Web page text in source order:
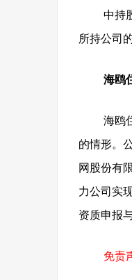
中持
所持公司
海鸥
海鸥
的情形。
网股份有
力公司实
资质申报
免责